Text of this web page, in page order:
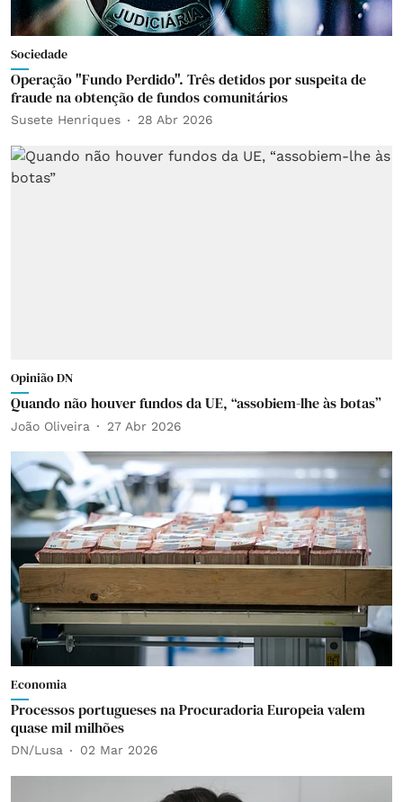
Sociedade
Operação "Fundo Perdido". Três detidos por suspeita de
fraude na obtenção de fundos comunitários
Susete Henriques 28 Abr 2026
Opinião DN
Quando não houver fundos da UE, “assobiem-lhe às botas”
João Oliveira 27 Abr 2026
Economia
Processos portugueses na Procuradoria Europeia valem
quase mil milhões
DN/Lusa 02 Mar 2026